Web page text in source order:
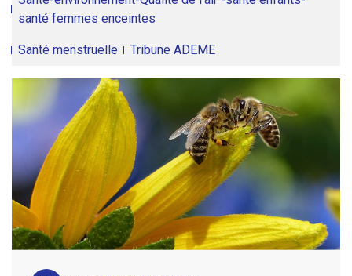
santé femmes enceintes
Santé menstruelle Tribune ADEME